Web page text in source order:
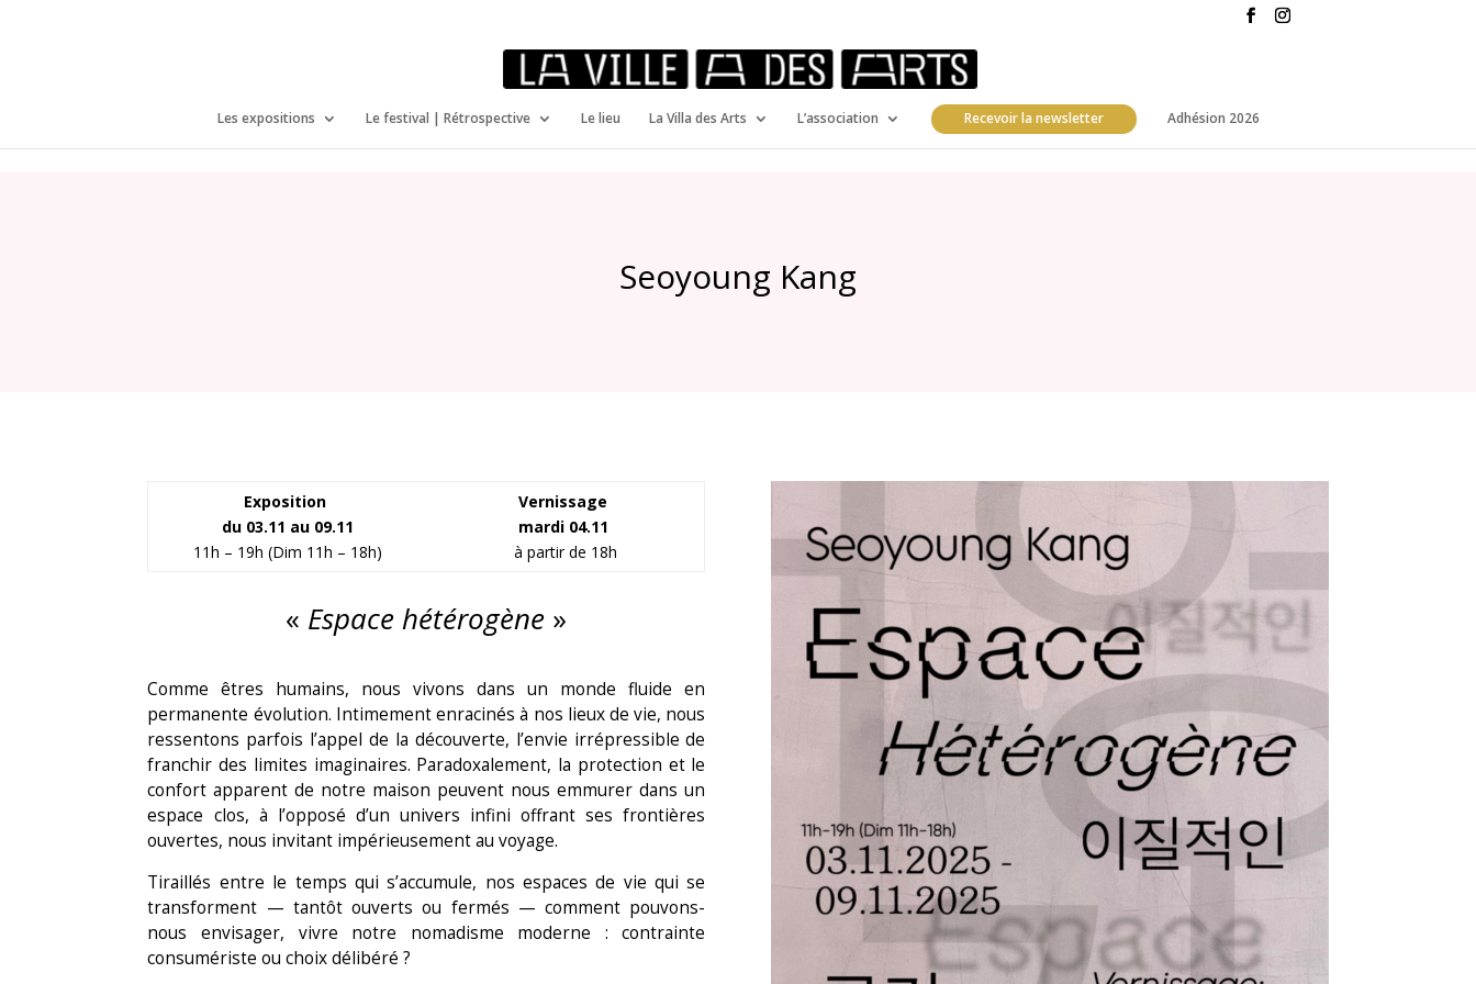
Les expositions Le festival | Rétrospective Le lieu La Villa des Arts L’association Recevoir la newsletter Adhésion 2026
Seoyoung Kang
Exposition
du 03.11 au 09.11
11h – 19h (Dim 11h – 18h)
Vernissage
mardi 04.11
à partir de 18h
« Espace hétérogène »
Comme êtres humains, nous vivons dans un monde fluide en
permanente évolution. Intimement enracinés à nos lieux de vie, nous
ressentons parfois l’appel de la découverte, l’envie irrépressible de
franchir des limites imaginaires. Paradoxalement, la protection et le
confort apparent de notre maison peuvent nous emmurer dans un
espace clos, à l’opposé d’un univers infini offrant ses frontières
ouvertes, nous invitant impérieusement au voyage.
Tiraillés entre le temps qui s’accumule, nos espaces de vie qui se
transforment — tantôt ouverts ou fermés — comment pouvons-
nous envisager, vivre notre nomadisme moderne : contrainte
consumériste ou choix délibéré ?